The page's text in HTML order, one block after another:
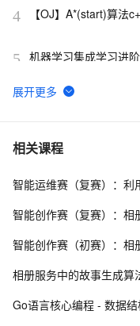
3关：区域四连通种
4 【OJ】A*(start)算法
5 机器学习集成学习进
6
【滤波跟踪】基于卡
7 Console-算法
8 数组求和算法系列
10动画 | 什么是基数排序
相关课程
智能创作赛（复赛）：相
智能创作赛（初赛）：相
相册服务中的故事生成算
Go语言核心编程 - 数据